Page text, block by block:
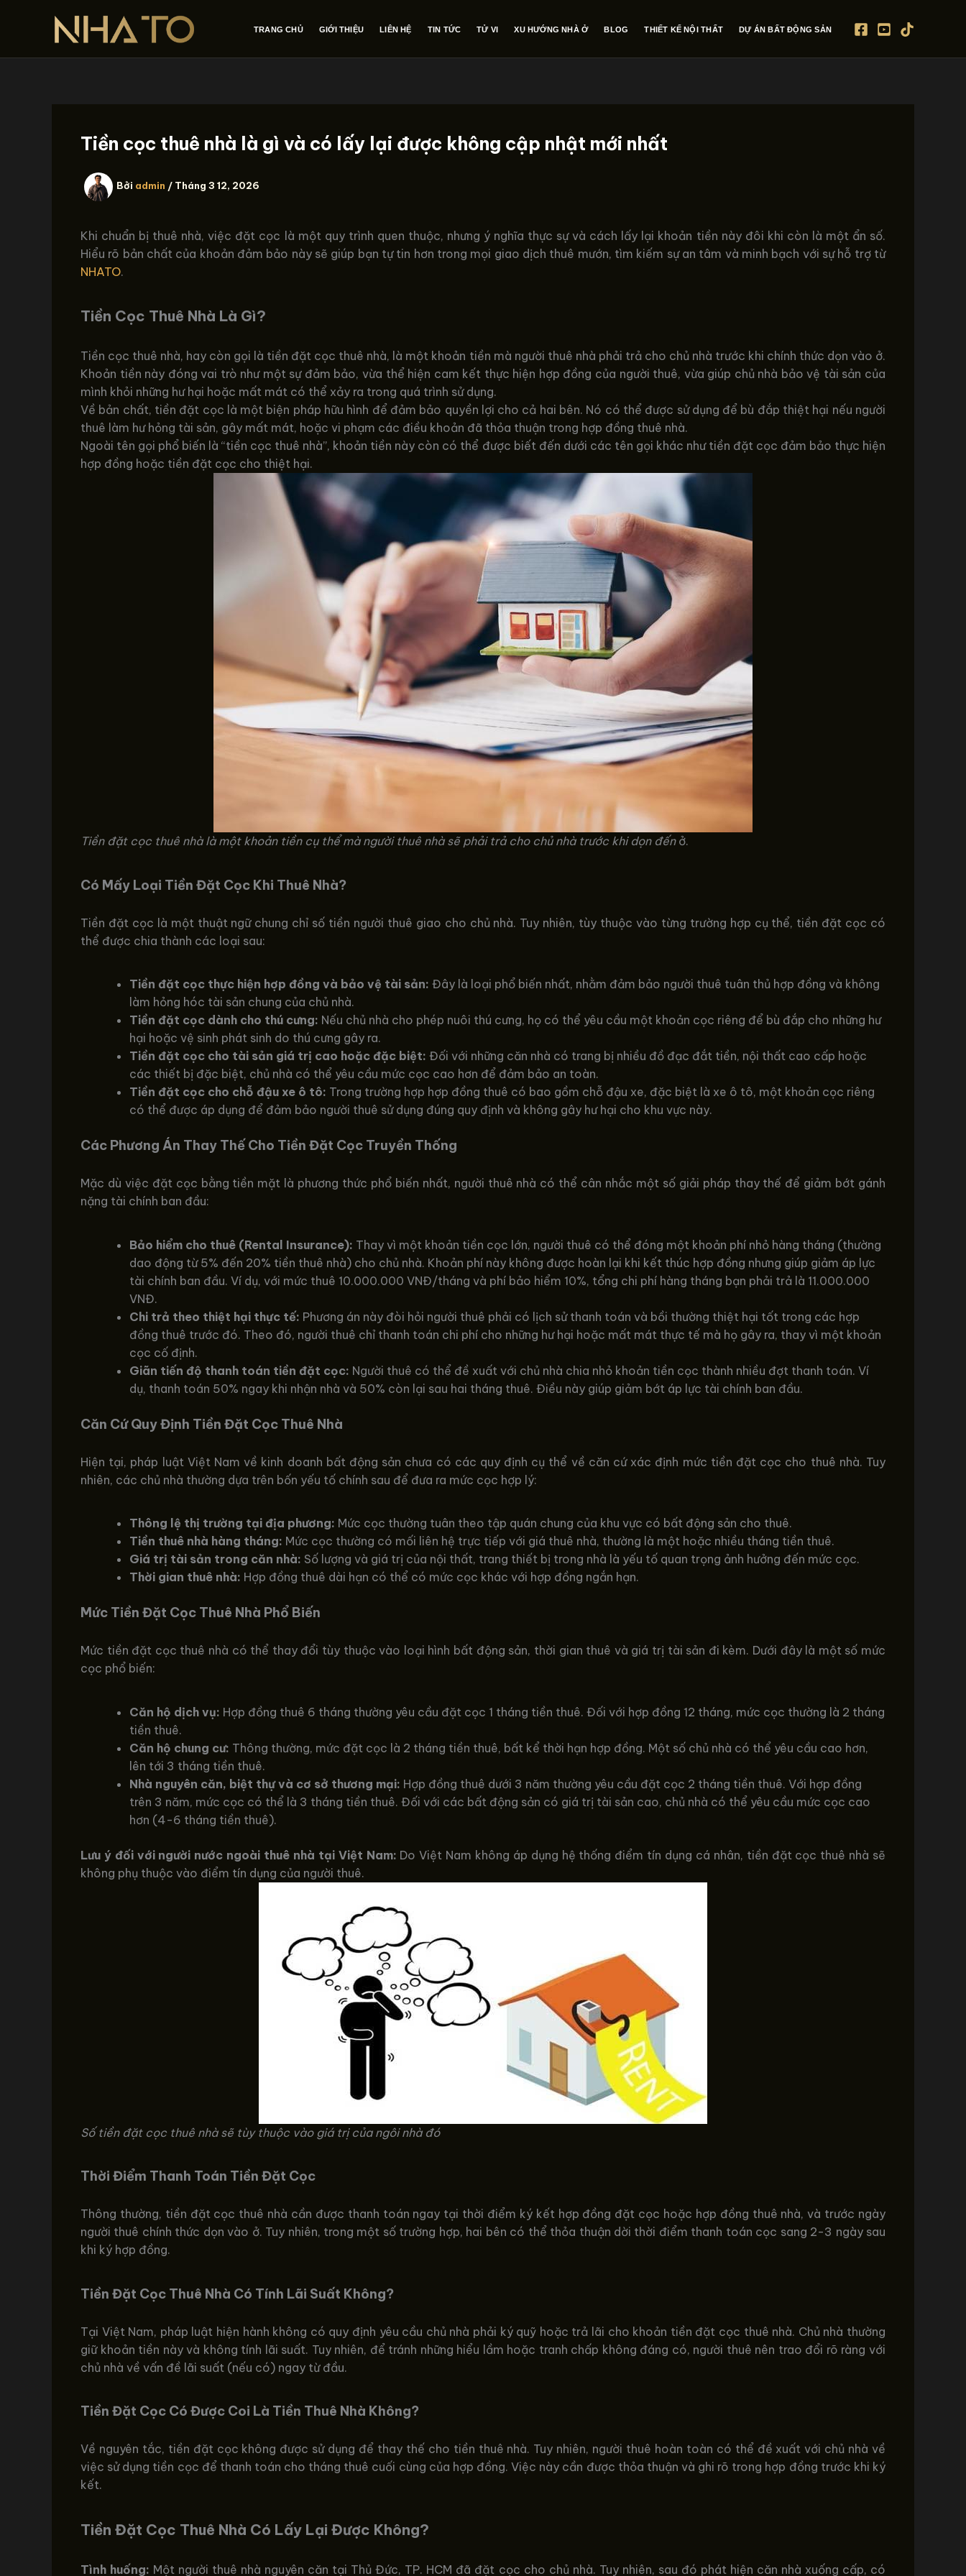
dung
TRANG CHỦ GIỚI THIỆU LIÊN HỆ TIN TỨC TỬ VI XU HƯỚNG NHÀ Ở BLOG THIẾT KẾ NỘI THẤT DỰ ÁN BẤT ĐỘNG SẢN
Tiền cọc thuê nhà là gì và có lấy lại được không cập nhật mới nhất
Bởi admin / Tháng 3 12, 2026
Khi chuẩn bị thuê nhà, việc đặt cọc là một quy trình quen thuộc, nhưng ý nghĩa thực sự và cách lấy lại khoản tiền này đôi khi còn là một ẩn số.
Hiểu rõ bản chất của khoản đảm bảo này sẽ giúp bạn tự tin hơn trong mọi giao dịch thuê mướn, tìm kiếm sự an tâm và minh bạch với sự hỗ trợ từ
NHATO.
Tiền Cọc Thuê Nhà Là Gì?
Tiền cọc thuê nhà, hay còn gọi là tiền đặt cọc thuê nhà, là một khoản tiền mà người thuê nhà phải trả cho chủ nhà trước khi chính thức dọn vào ở.
Khoản tiền này đóng vai trò như một sự đảm bảo, vừa thể hiện cam kết thực hiện hợp đồng của người thuê, vừa giúp chủ nhà bảo vệ tài sản của
mình khỏi những hư hại hoặc mất mát có thể xảy ra trong quá trình sử dụng.
Về bản chất, tiền đặt cọc là một biện pháp hữu hình để đảm bảo quyền lợi cho cả hai bên. Nó có thể được sử dụng để bù đắp thiệt hại nếu người
thuê làm hư hỏng tài sản, gây mất mát, hoặc vi phạm các điều khoản đã thỏa thuận trong hợp đồng thuê nhà.
Ngoài tên gọi phổ biến là “tiền cọc thuê nhà”, khoản tiền này còn có thể được biết đến dưới các tên gọi khác như tiền đặt cọc đảm bảo thực hiện
hợp đồng hoặc tiền đặt cọc cho thiệt hại.
Tiền đặt cọc thuê nhà là một khoản tiền cụ thể mà người thuê nhà sẽ phải trả cho chủ nhà trước khi dọn đến ở.
Có Mấy Loại Tiền Đặt Cọc Khi Thuê Nhà?
Tiền đặt cọc là một thuật ngữ chung chỉ số tiền người thuê giao cho chủ nhà. Tuy nhiên, tùy thuộc vào từng trường hợp cụ thể, tiền đặt cọc có
thể được chia thành các loại sau:
Tiền đặt cọc thực hiện hợp đồng và bảo vệ tài sản: Đây là loại phổ biến nhất, nhằm đảm bảo người thuê tuân thủ hợp đồng và không
làm hỏng hóc tài sản chung của chủ nhà.
Tiền đặt cọc dành cho thú cưng: Nếu chủ nhà cho phép nuôi thú cưng, họ có thể yêu cầu một khoản cọc riêng để bù đắp cho những hư
hại hoặc vệ sinh phát sinh do thú cưng gây ra.
Tiền đặt cọc cho tài sản giá trị cao hoặc đặc biệt: Đối với những căn nhà có trang bị nhiều đồ đạc đắt tiền, nội thất cao cấp hoặc
các thiết bị đặc biệt, chủ nhà có thể yêu cầu mức cọc cao hơn để đảm bảo an toàn.
Tiền đặt cọc cho chỗ đậu xe ô tô: Trong trường hợp hợp đồng thuê có bao gồm chỗ đậu xe, đặc biệt là xe ô tô, một khoản cọc riêng
có thể được áp dụng để đảm bảo người thuê sử dụng đúng quy định và không gây hư hại cho khu vực này.
Các Phương Án Thay Thế Cho Tiền Đặt Cọc Truyền Thống
Mặc dù việc đặt cọc bằng tiền mặt là phương thức phổ biến nhất, người thuê nhà có thể cân nhắc một số giải pháp thay thế để giảm bớt gánh
nặng tài chính ban đầu:
Bảo hiểm cho thuê (Rental Insurance): Thay vì một khoản tiền cọc lớn, người thuê có thể đóng một khoản phí nhỏ hàng tháng (thường
dao động từ 5% đến 20% tiền thuê nhà) cho chủ nhà. Khoản phí này không được hoàn lại khi kết thúc hợp đồng nhưng giúp giảm áp lực
tài chính ban đầu. Ví dụ, với mức thuê 10.000.000 VNĐ/tháng và phí bảo hiểm 10%, tổng chi phí hàng tháng bạn phải trả là 11.000.000
VNĐ.
Chi trả theo thiệt hại thực tế: Phương án này đòi hỏi người thuê phải có lịch sử thanh toán và bồi thường thiệt hại tốt trong các hợp
đồng thuê trước đó. Theo đó, người thuê chỉ thanh toán chi phí cho những hư hại hoặc mất mát thực tế mà họ gây ra, thay vì một khoản
cọc cố định.
Giãn tiến độ thanh toán tiền đặt cọc: Người thuê có thể đề xuất với chủ nhà chia nhỏ khoản tiền cọc thành nhiều đợt thanh toán. Ví
dụ, thanh toán 50% ngay khi nhận nhà và 50% còn lại sau hai tháng thuê. Điều này giúp giảm bớt áp lực tài chính ban đầu.
Căn Cứ Quy Định Tiền Đặt Cọc Thuê Nhà
Hiện tại, pháp luật Việt Nam về kinh doanh bất động sản chưa có các quy định cụ thể về căn cứ xác định mức tiền đặt cọc cho thuê nhà. Tuy
nhiên, các chủ nhà thường dựa trên bốn yếu tố chính sau để đưa ra mức cọc hợp lý:
Thông lệ thị trường tại địa phương: Mức cọc thường tuân theo tập quán chung của khu vực có bất động sản cho thuê.
Tiền thuê nhà hàng tháng: Mức cọc thường có mối liên hệ trực tiếp với giá thuê nhà, thường là một hoặc nhiều tháng tiền thuê.
Giá trị tài sản trong căn nhà: Số lượng và giá trị của nội thất, trang thiết bị trong nhà là yếu tố quan trọng ảnh hưởng đến mức cọc.
Thời gian thuê nhà: Hợp đồng thuê dài hạn có thể có mức cọc khác với hợp đồng ngắn hạn.
Mức Tiền Đặt Cọc Thuê Nhà Phổ Biến
Mức tiền đặt cọc thuê nhà có thể thay đổi tùy thuộc vào loại hình bất động sản, thời gian thuê và giá trị tài sản đi kèm. Dưới đây là một số mức
cọc phổ biến:
Căn hộ dịch vụ: Hợp đồng thuê 6 tháng thường yêu cầu đặt cọc 1 tháng tiền thuê. Đối với hợp đồng 12 tháng, mức cọc thường là 2 tháng
tiền thuê.
Căn hộ chung cư: Thông thường, mức đặt cọc là 2 tháng tiền thuê, bất kể thời hạn hợp đồng. Một số chủ nhà có thể yêu cầu cao hơn,
lên tới 3 tháng tiền thuê.
Nhà nguyên căn, biệt thự và cơ sở thương mại: Hợp đồng thuê dưới 3 năm thường yêu cầu đặt cọc 2 tháng tiền thuê. Với hợp đồng
trên 3 năm, mức cọc có thể là 3 tháng tiền thuê. Đối với các bất động sản có giá trị tài sản cao, chủ nhà có thể yêu cầu mức cọc cao
hơn (4-6 tháng tiền thuê).
Lưu ý đối với người nước ngoài thuê nhà tại Việt Nam: Do Việt Nam không áp dụng hệ thống điểm tín dụng cá nhân, tiền đặt cọc thuê nhà sẽ
không phụ thuộc vào điểm tín dụng của người thuê.
Số tiền đặt cọc thuê nhà sẽ tùy thuộc vào giá trị của ngôi nhà đó
Thời Điểm Thanh Toán Tiền Đặt Cọc
Thông thường, tiền đặt cọc thuê nhà cần được thanh toán ngay tại thời điểm ký kết hợp đồng đặt cọc hoặc hợp đồng thuê nhà, và trước ngày
người thuê chính thức dọn vào ở. Tuy nhiên, trong một số trường hợp, hai bên có thể thỏa thuận dời thời điểm thanh toán cọc sang 2-3 ngày sau
khi ký hợp đồng.
Tiền Đặt Cọc Thuê Nhà Có Tính Lãi Suất Không?
Tại Việt Nam, pháp luật hiện hành không có quy định yêu cầu chủ nhà phải ký quỹ hoặc trả lãi cho khoản tiền đặt cọc thuê nhà. Chủ nhà thường
giữ khoản tiền này và không tính lãi suất. Tuy nhiên, để tránh những hiểu lầm hoặc tranh chấp không đáng có, người thuê nên trao đổi rõ ràng với
chủ nhà về vấn đề lãi suất (nếu có) ngay từ đầu.
Tiền Đặt Cọc Có Được Coi Là Tiền Thuê Nhà Không?
Về nguyên tắc, tiền đặt cọc không được sử dụng để thay thế cho tiền thuê nhà. Tuy nhiên, người thuê hoàn toàn có thể đề xuất với chủ nhà về
việc sử dụng tiền cọc để thanh toán cho tháng thuê cuối cùng của hợp đồng. Việc này cần được thỏa thuận và ghi rõ trong hợp đồng trước khi ký
kết.
Tiền Đặt Cọc Thuê Nhà Có Lấy Lại Được Không?
Tình huống: Một người thuê nhà nguyên căn tại Thủ Đức, TP. HCM đã đặt cọc cho chủ nhà. Tuy nhiên, sau đó phát hiện căn nhà xuống cấp, có